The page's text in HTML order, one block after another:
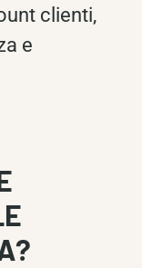
clienti,
e